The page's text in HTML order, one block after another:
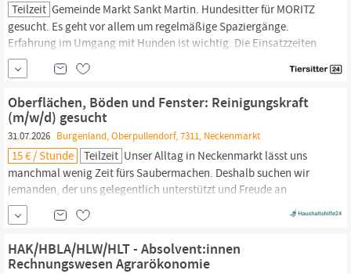
Teilzeit Gemeinde Markt Sankt Martin. Hundesitter für MORITZ
gesucht. Es geht vor allem um regelmäßige Spaziergänge.
Erfahrung im Umgang mit Hunden ist wichtig. Die Einsatzzeiten
und der Stundenumfang sind in meinem Profil hinterlegt und
können dort eingesehen werden. Der Start ist so bald wie möglich
Wichtig ist ein...
Oberflächen, Böden und Fenster: Reinigungskraft
(m/w/d) gesucht
31.07.2026 Burgenland, Oberpullendorf, 7311, Neckenmarkt
15 € / Stunde Teilzeit Unser Alltag in Neckenmarkt lässt uns
manchmal wenig Zeit fürs Saubermachen. Deshalb suchen wir
jemanden, der uns gelegentlich unterstützt und Freude an
gründlicher Reinigung hat. Es geht um das Reinigen von
Oberflächen und Böden, das Säubern von Bad und WC sowie das
Putzen der Fenster. Wenn Sie zuverlässig sind und sorgfältig
arbeiten, passen Sie gut zu uns. Der Start...
HAK/HBLA/HLW/HLT - Absolvent:innen
Rechnungswesen Agrarökonomie